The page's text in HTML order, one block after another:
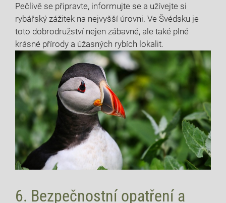
Pečlivě ​se‍ připravte, informujte se a užívejte si
⁣rybářský‌ zážitek ⁢na nejvyšší úrovni. Ve Švédsku je
toto dobrodružství nejen‌ zábavné, ale také plné
krásné přírody a úžasných rybích lokalit.
6. Bezpečnostní opatření a